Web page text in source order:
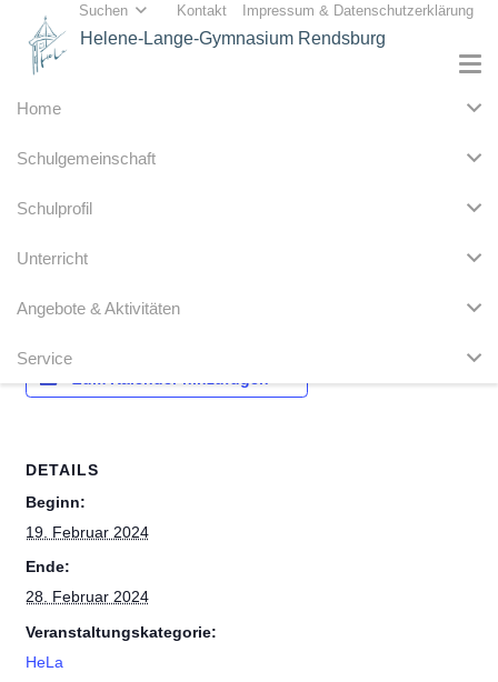
Suchen Kontakt Impressum & Datenschutzerklärung
Helene-Lange-Gymnasium Rendsburg
Home
Schulgemeinschaft
Schulprofil
Unterricht
Angebote & Aktivitäten
Service
Sextaner-Anmeldungen
DETAILS
Beginn:
19. Februar 2024
Ende:
28. Februar 2024
Veranstaltungskategorie:
HeLa